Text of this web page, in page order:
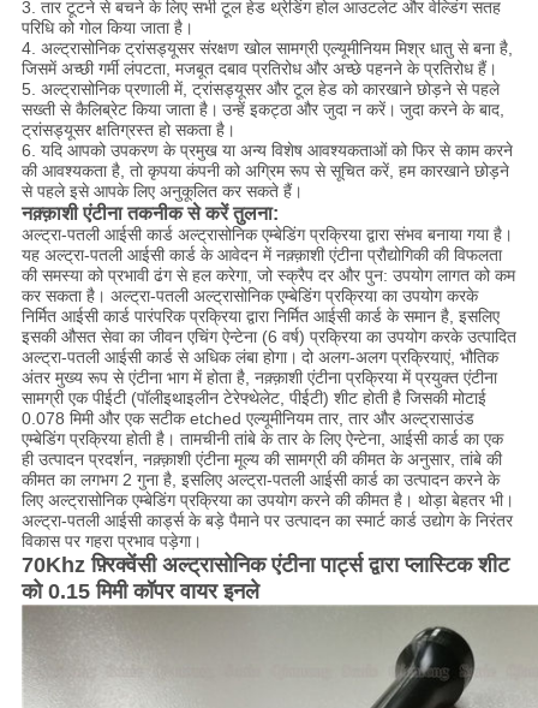
3. तार टूटने से बचने के लिए सभी टूल हेड थ्रेडिंग होल आउटलेट और वेल्डिंग सतह
परिधि को गोल किया जाता है।
4. अल्ट्रासोनिक ट्रांसड्यूसर संरक्षण खोल सामग्री एल्यूमीनियम मिश्र धातु से बना है,
जिसमें अच्छी गर्मी लंपटता, मजबूत दबाव प्रतिरोध और अच्छे पहनने के प्रतिरोध हैं।
5. अल्ट्रासोनिक प्रणाली में, ट्रांसड्यूसर और टूल हेड को कारखाने छोड़ने से पहले
सख्ती से कैलिब्रेट किया जाता है। उन्हें इकट्ठा और जुदा न करें। जुदा करने के बाद,
ट्रांसड्यूसर क्षतिग्रस्त हो सकता है।
6. यदि आपको उपकरण के प्रमुख या अन्य विशेष आवश्यकताओं को फिर से काम करने
की आवश्यकता है, तो कृपया कंपनी को अग्रिम रूप से सूचित करें, हम कारखाने छोड़ने
से पहले इसे आपके लिए अनुकूलित कर सकते हैं।
नक़्क़ाशी एंटीना तकनीक से करें तुलना:
अल्ट्रा-पतली आईसी कार्ड अल्ट्रासोनिक एम्बेडिंग प्रक्रिया द्वारा संभव बनाया गया है।
यह अल्ट्रा-पतली आईसी कार्ड के आवेदन में नक़्क़ाशी एंटीना प्रौद्योगिकी की विफलता
की समस्या को प्रभावी ढंग से हल करेगा, जो स्क्रैप दर और पुन: उपयोग लागत को कम
कर सकता है। अल्ट्रा-पतली अल्ट्रासोनिक एम्बेडिंग प्रक्रिया का उपयोग करके
निर्मित आईसी कार्ड पारंपरिक प्रक्रिया द्वारा निर्मित आईसी कार्ड के समान है, इसलिए
इसकी औसत सेवा का जीवन एचिंग ऐन्टेना (6 वर्ष) प्रक्रिया का उपयोग करके उत्पादित
अल्ट्रा-पतली आईसी कार्ड से अधिक लंबा होगा। दो अलग-अलग प्रक्रियाएं, भौतिक
अंतर मुख्य रूप से एंटीना भाग में होता है, नक़्क़ाशी एंटीना प्रक्रिया में प्रयुक्त एंटीना
सामग्री एक पीईटी (पॉलीइथाइलीन टेरेफ्थेलेट, पीईटी) शीट होती है जिसकी मोटाई
0.078 मिमी और एक सटीक etched एल्यूमीनियम तार, तार और अल्ट्रासाउंड
एम्बेडिंग प्रक्रिया होती है। तामचीनी तांबे के तार के लिए ऐन्टेना, आईसी कार्ड का एक
ही उत्पादन प्रदर्शन, नक़्क़ाशी एंटीना मूल्य की सामग्री की कीमत के अनुसार, तांबे की
कीमत का लगभग 2 गुना है, इसलिए अल्ट्रा-पतली आईसी कार्ड का उत्पादन करने के
लिए अल्ट्रासोनिक एम्बेडिंग प्रक्रिया का उपयोग करने की कीमत है। थोड़ा बेहतर भी।
अल्ट्रा-पतली आईसी कार्ड्स के बड़े पैमाने पर उत्पादन का स्मार्ट कार्ड उद्योग के निरंतर
विकास पर गहरा प्रभाव पड़ेगा।
70Khz फ़्रिक्वेंसी अल्ट्रासोनिक एंटीना पार्ट्स द्वारा प्लास्टिक शीट
को 0.15 मिमी कॉपर वायर इनले